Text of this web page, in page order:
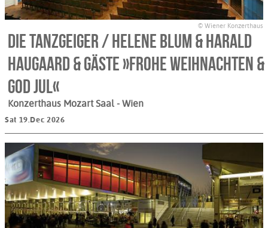
© Wiener Konzerthaus
Die Tanzgeiger / Helene Blum & Harald
Haugaard & Gäste »Frohe Weihnachten &
God Jul«
Konzerthaus Mozart Saal - Wien
Sat 19.Dec 2026